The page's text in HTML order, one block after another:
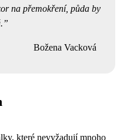
na přemokření, půda by
Božena Vacková
které nevyžadují mnoho